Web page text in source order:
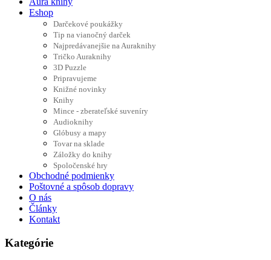
Eshop
Darčekové poukážky
Tip na vianočný darček
Najpredávanejšie na Auraknihy
Tričko Auraknihy
3D Puzzle
Pripravujeme
Knižné novinky
Knihy
Mince - zberateľské suveníry
Audioknihy
Glóbusy a mapy
Tovar na sklade
Záložky do knihy
Spoločenské hry
Obchodné podmienky
Poštovné a spôsob dopravy
O nás
Články
Kontakt
Kategórie